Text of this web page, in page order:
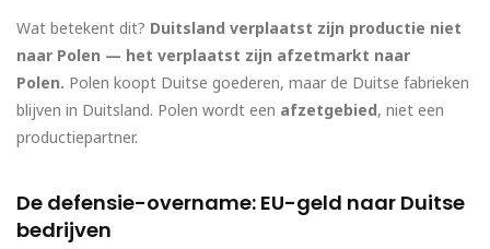
Wat betekent dit? Duitsland verplaatst zijn productie niet
naar Polen — het verplaatst zijn afzetmarkt naar
Polen. Polen koopt Duitse goederen, maar de Duitse fabrieken
blijven in Duitsland. Polen wordt een afzetgebied, niet een
productiepartner.
De defensie-overname: EU-geld naar Duitse
bedrijven